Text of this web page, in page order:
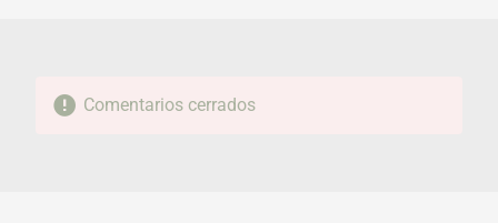
Comentarios cerrados